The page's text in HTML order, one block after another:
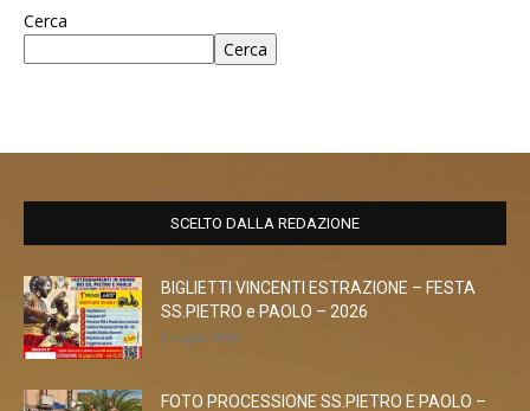
Cerca
Cerca
SCELTO DALLA REDAZIONE
BIGLIETTI VINCENTI ESTRAZIONE – FESTA
SS.PIETRO e PAOLO – 2026
1 Luglio 2026
FOTO PROCESSIONE SS.PIETRO E PAOLO –